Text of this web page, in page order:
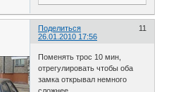
Поделиться
11
26.01.2010 17:56
Поменять трос 10 мин,
отрегулировать чтобы оба
замка открывал немного